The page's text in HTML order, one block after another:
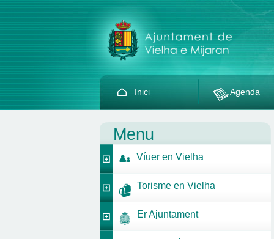
Inici Agenda
Menu
Víuer en Vielha
Torisme en Vielha
Er Ajuntament